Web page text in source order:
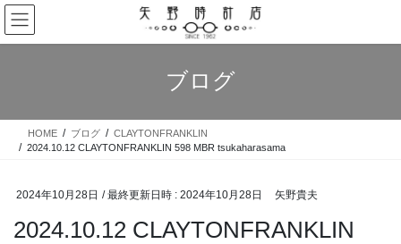
コ
ン
テ
ス
ナ
ビ
ゲ
ン
ブログ
HOME ブログ
CLAYTONFRANKLIN
2024.10.12 CLAYTONFRANKLIN 598 MBR tsukaharasama
2024年10月28日 / 最終更新日時 : 2024年10月28日 矢野貴夫
2024.10.12 CLAYTONFRANKLIN